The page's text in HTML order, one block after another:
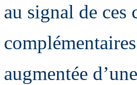
au signal de ces
augmentée